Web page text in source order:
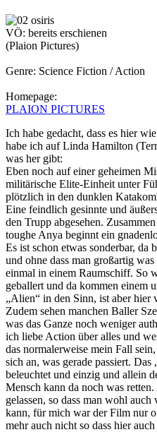
VÖ: bereits erschienen
(Plaion Pictures)
Genre: Science Fiction / Action
Homepage:
PLAION PICTURES
Ich habe gedacht, dass es hier
habe ich auf Linda Hamilton
was her gibt:
Eben noch auf einer geheimen
militärische Elite-Einheit unter
plötzlich in den dunklen
Eine feindlich gesinnte und
den Trupp abgesehen.
toughe Anya beginnt ein
Es ist schon etwas sonderbar, da
und ohne dass man großartig
einmal in einem Raumschiff. So
geballert und da kommen einem
„Alien“ in den Sinn, ist aber hier
Zudem sehen manchen Baller
was das Ganze noch weniger
ich liebe Action über alles und
das normalerweise mein Fall
sich an, was gerade passiert.
beleuchtet und einzig und allein
Mensch kann da noch was
gelassen, so dass man wohl
kann, für mich war der Film nur
mehr auch nicht so dass hier